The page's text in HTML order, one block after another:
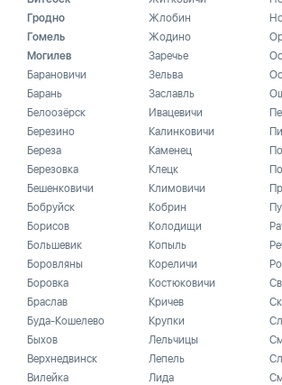
Гродно
Гомель
Могилев
Барановичи
Барань
Белоозёрск
Березино
Береза
Березовка
Бешенковичи
Бобруйск
Борисов
Большевик
Боровляны
Боровка
Браслав
Буда-Кошелево
Быхов
Верхнедвинск
Вилейка
Жлобин
Жодино
Заречье
Зельва
Заславль
Ивацевичи
Калинковичи
Каменец
Клецк
Климовичи
Кобрин
Колодищи
Копыль
Кореличи
Костюковичи
Кричев
Крупки
Лельчицы
Лепель
Лида